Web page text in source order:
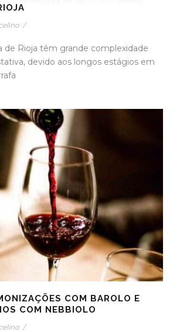
/
de Rioja têm grande complexidade
devido aos longos estágios em
COM BAROLO E
COM NEBBIOLO
/